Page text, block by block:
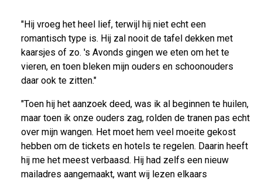
"Hij vroeg het heel lief, terwijl hij niet echt een
romantisch type is. Hij zal nooit de tafel dekken met
kaarsjes of zo. 's Avonds gingen we eten om het te
vieren, en toen bleken mijn ouders en schoonouders
daar ook te zitten."
"Toen hij het aanzoek deed, was ik al beginnen te huilen,
maar toen ik onze ouders zag, rolden de tranen pas echt
over mijn wangen. Het moet hem veel moeite gekost
hebben om de tickets en hotels te regelen. Daarin heeft
hij me het meest verbaasd. Hij had zelfs een nieuw
mailadres aangemaakt, want wij lezen elkaars